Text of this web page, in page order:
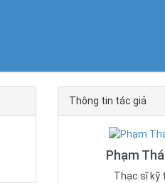
Thông tin tác giả
Phạm
Thạc sĩ kỹ